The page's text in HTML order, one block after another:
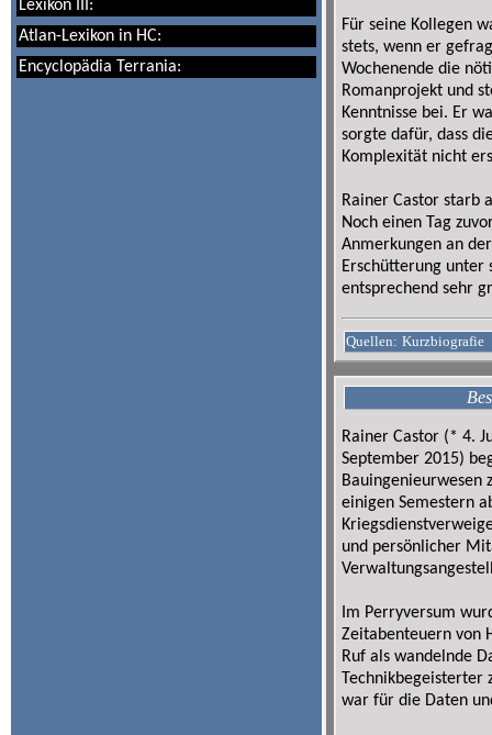
Lexikon III:
Atlan-Lexikon in HC:
Encyclopädia Terrania:
Für seine Kollegen
stets, wenn er
Wochenende die
Romanprojekt und
Kenntnisse bei. Er
sorgte dafür, dass
Komplexität nicht
Rainer Castor starb
Noch einen Tag
Anmerkungen an
Erschütterung unter
entsprechend sehr
Quellen: Kurzbiografie
Rainer Castor (* 4.
September 2015)
Bauingenieurwesen
einigen Semestern
und persönlicher
Im Perryversum
Zeitabenteuern von
Ruf als wandelnde
Technikbegeisterter
war für die Daten